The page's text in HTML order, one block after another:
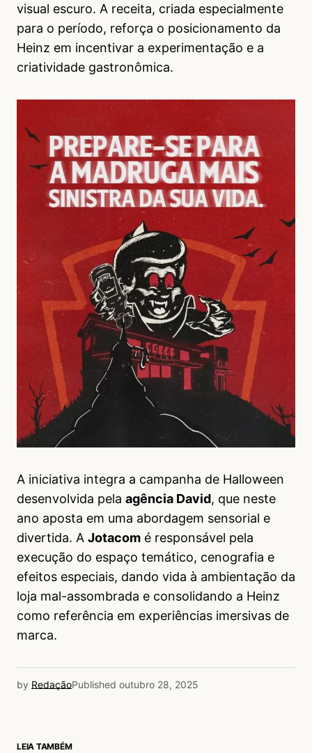
visual escuro. A receita, criada especialmente
para o período, reforça o posicionamento da
Heinz em incentivar a experimentação e a
criatividade gastronômica.
A iniciativa integra a campanha de Halloween
desenvolvida pela agência David, que neste
ano aposta em uma abordagem sensorial e
divertida. A Jotacom é responsável pela
execução do espaço temático, cenografia e
efeitos especiais, dando vida à ambientação da
loja mal-assombrada e consolidando a Heinz
como referência em experiências imersivas de
marca.
by RedaçãoPublished outubro 28, 2025
LEIA TAMBÉM